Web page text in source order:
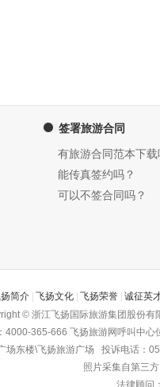
签署旅游合同
有旅游合同范本下载
能传真签约吗？
可以不签合同吗？
简介 飞扬文化 飞扬荣誉 诚征英
© 浙江飞扬国际旅游集团股份
4000-365-666 飞扬旅游网呼叫中心
场东楼\飞扬旅游广场 投诉电话：
照片采集自第三
法律顾问